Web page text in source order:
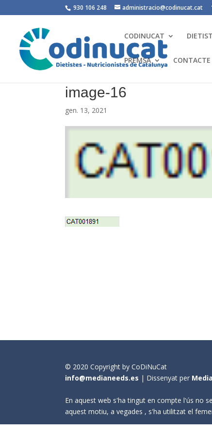
930 106 248 administracio@codinucat.cat
CODINUCAT
PREMSA CONTACTE
image-16
gen. 13, 2021
© 2020 Copyright by CoDiNuCat
info@medianeeds.es | Dissenyat per
En aquest web s'ha tingut en compte l'ús no
aquest motiu, a vegades , s'ha utilitzat el